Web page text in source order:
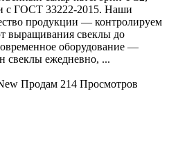
с ГОСТ 33222-2015. Наши
продукции — контролируем
выращивания свеклы до
оборудование —
свеклы ежедневно, ...
Продам 214 Просмотров